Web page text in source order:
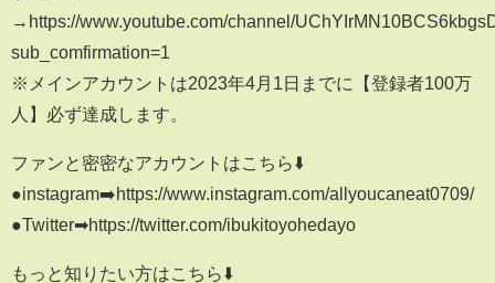
→https://www.youtube.com/channel/
sub_comfirmation=1
※メインアカウントは2023年4月1日までに【登録者100万
人】必ず達成します。
ファンと密密なアカウントはこちら⬇️
●instagram➡️https://www.instagram.com/allyoucaneat0709/
●Twitter➡︎https://twitter.com/ibukitoyohedayo
もっと知りたい方はこちら⬇️